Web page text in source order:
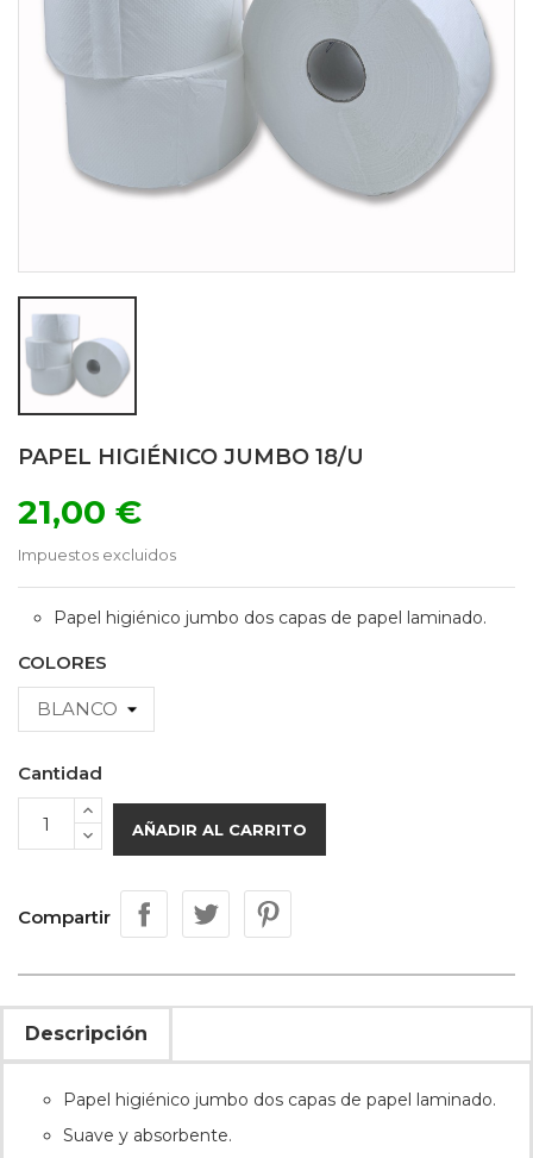
PAPEL HIGIÉNICO JUMBO 18/U
21,00 €
Impuestos excluidos
Papel higiénico jumbo dos capas de papel laminado.
COLORES
Cantidad
AÑADIR AL CARRITO
Compartir
Descripción
Papel higiénico jumbo dos capas de papel laminado.
Suave y absorbente.